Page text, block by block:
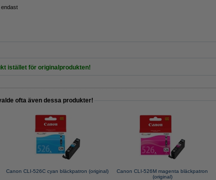
endast
istället för originalprodukten!
ofta även dessa produkter!
Canon CLI-526C cyan bläckpatron (original)
Canon CLI-526M magenta bläckpatron
(original)